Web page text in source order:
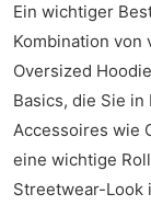
Ein wichtiger
Kombination von
Oversized
Basics, die Sie
Accessoires wie
eine wichtige
Streetwear-Look